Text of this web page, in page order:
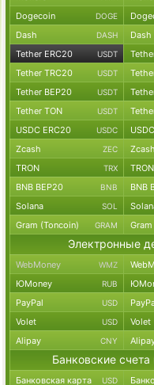
Dogecoin DOGE
Dash DASH Dash
Tether ERC20 USDT
Tether TRC20 USDT
Tether BEP20 USDT
Tether TON USDT
USDC ERC20 USDC
Zcash ZEC Zcash
TRON TRX TRON
BNB BEP20 BNB BNB
Solana SOL
Gram (Toncoin) GRAM
Электронные
WebMoney WMZ
ЮMoney RUB
PayPal USD
Volet USD Volet
Alipay CNY
Банковские счета
Банковская карта USD